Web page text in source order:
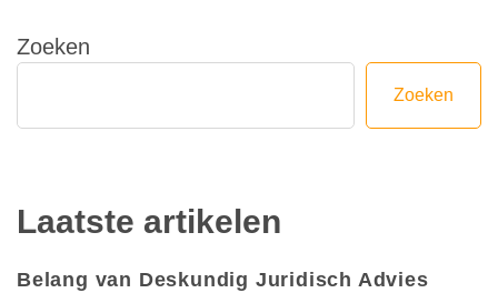
Zoeken
Zoeken
Laatste artikelen
Belang van Deskundig Juridisch Advies